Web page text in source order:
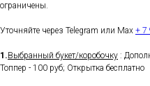
ограничены.
Уточняйте через Telegram или Max + 7
1.Выбранный букет/коробочку :
Топпер - 100 руб; Открытка бесплатно